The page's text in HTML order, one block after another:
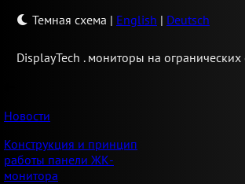
Темная схема | English | Deutsch
DisplayTech . мониторы на
Новости
Конструкция и принцип
работы панели ЖК-
монитора